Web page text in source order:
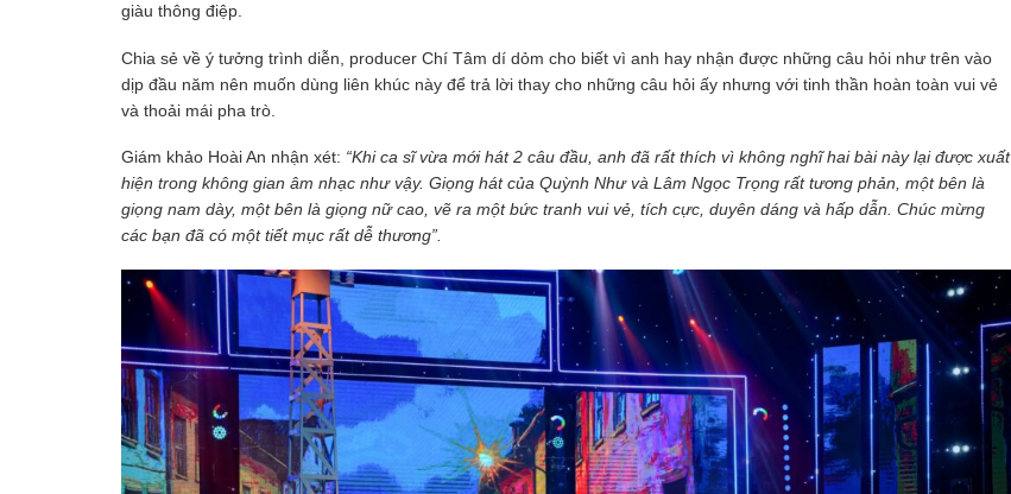
giàu thông điệp.
Chia sẻ về ý tưởng trình diễn, producer Chí Tâm dí dỏm cho biết vì anh hay nhận được những câu hỏi như trên vào
dịp đầu năm nên muốn dùng liên khúc này để trả lời thay cho những câu hỏi ấy nhưng với tinh thần hoàn toàn vui vẻ
và thoải mái pha trò.
Giám khảo Hoài An nhận xét: “Khi ca sĩ vừa mới hát 2 câu đầu, anh đã rất thích vì không nghĩ hai bài này lại được xuất
hiện trong không gian âm nhạc như vậy. Giọng hát của Quỳnh Như và Lâm Ngọc Trọng rất tương phản, một bên là
giọng nam dày, một bên là giọng nữ cao, vẽ ra một bức tranh vui vẻ, tích cực, duyên dáng và hấp dẫn. Chúc mừng
các bạn đã có một tiết mục rất dễ thương”.